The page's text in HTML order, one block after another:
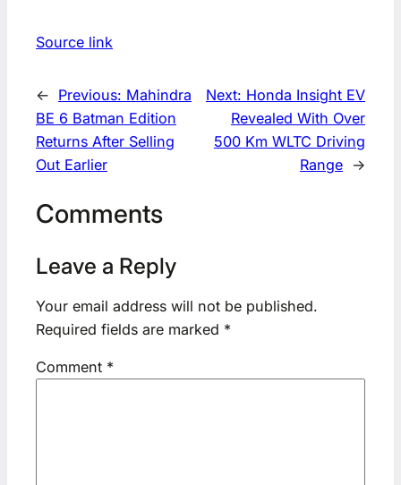
Source link
← Previous: Mahindra
BE 6 Batman Edition
Returns After Selling
Out Earlier
Next: Honda Insight EV
Revealed With Over
500 Km WLTC Driving
Range →
Comments
Leave a Reply
Your email address will not be published.
Required fields are marked *
Comment *